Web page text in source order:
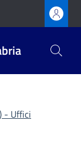
- Uffici